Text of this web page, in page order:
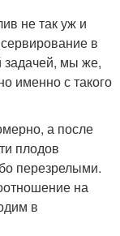
стерилизации
не так уж и
в
задачей, мы же,
именно с такого
а после
плодов
перезрелыми.
на
в